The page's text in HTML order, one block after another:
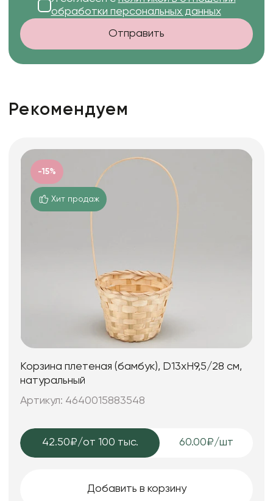
обработки персональных данных
Отправить
Рекомендуем
-15%
Хит продаж
Корзина плетеная (бамбук), D13xH9,5/28 см,
натуральный
Артикул: 4640015883548
42.50₽/от 100 тыс. 60.00₽/шт
Добавить в корзину